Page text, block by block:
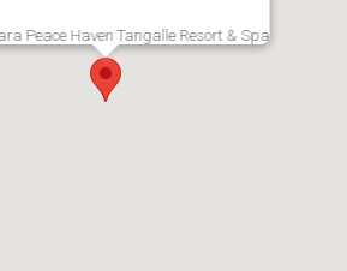
Peace Haven Tangalle Resort & Spa